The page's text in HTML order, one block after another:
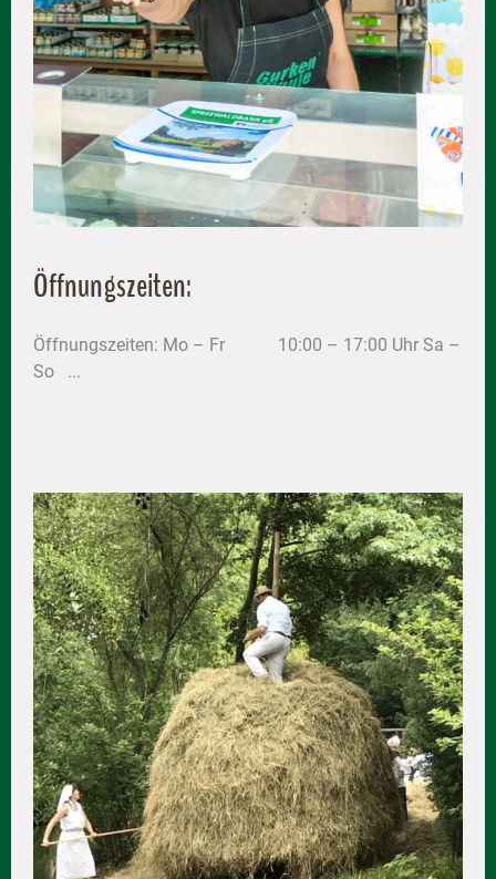
Öffnungszeiten:
Öffnungszeiten: Mo – Fr 10:00 – 17:00 Uhr Sa –
So ...